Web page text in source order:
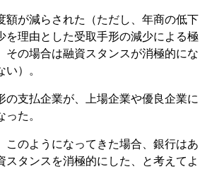
が減らされた（ただし、年商の低下
を理由とした受取手形の減少による極
その場合は融資スタンスが消極的にな
）。
支払企業が、上場企業や優良企業に
た。
このようになってきた場合、銀行はあ
スタンスを消極的にした、と考えてよ